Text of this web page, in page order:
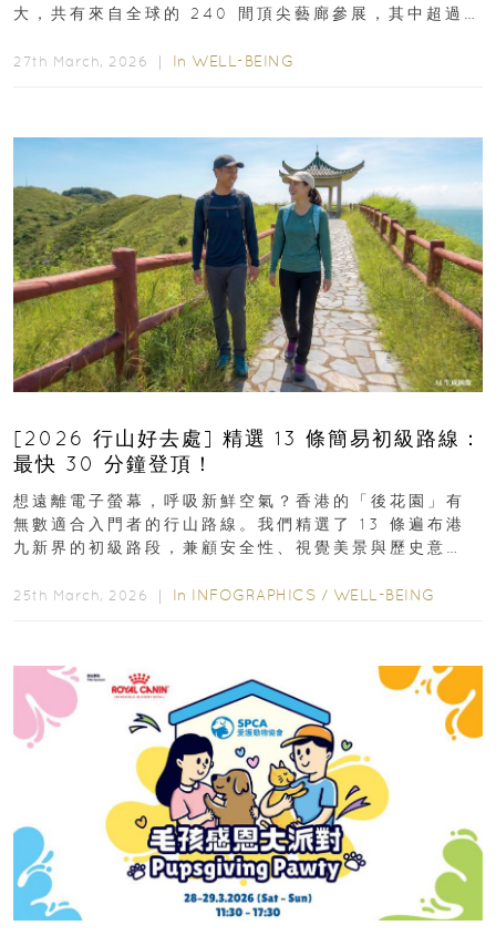
大，共有來自全球的 240 間頂尖藝廊參展，其中超過半
27th March, 2026 ｜ In WELL-BEING
[2026 行山好去處] 精選 13 條簡易初級路線：
最快 30 分鐘登頂！
想遠離電子螢幕，呼吸新鮮空氣？香港的「後花園」有
無數適合入門者的行山路線。我們精選了 13 條遍布港
九新界的初級路段，兼顧安全性、視覺美景與歷史意
25th March, 2026 ｜ In INFOGRAPHICS / WELL-BEING